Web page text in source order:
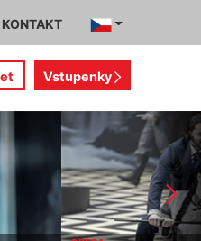
KONTAKT
Vstupenky